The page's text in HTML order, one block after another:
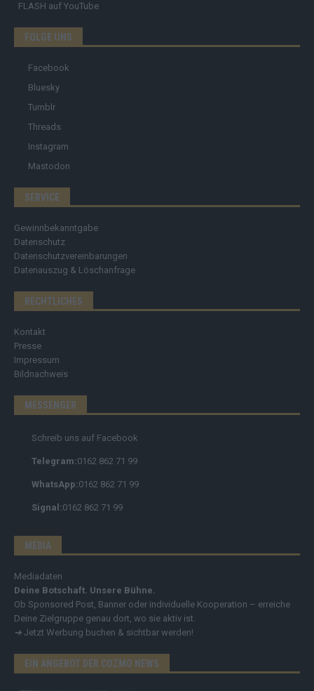
FLASH auf YouTube
FOLGE UNS
Facebook
Bluesky
Tumblr
Threads
Instagram
Mastodon
SERVICE
Gewinnbekanntgabe
Datenschutz
Datenschutzvereinbarungen
Datenauszug & Löschanfrage
RECHTLICHES
Kontakt
Presse
Impressum
Bildnachweis
MESSENGER
Schreib uns auf Facebook
Telegram:0162 862 71 99
WhatsApp:0162 862 71 99
Signal:0162 862 71 99
MEDIA
Mediadaten
Deine Botschaft. Unsere Bühne.
Ob Sponsored Post, Banner oder individuelle Kooperation – erreiche
Deine Zielgruppe genau dort, wo sie aktiv ist.
➔ Jetzt Werbung buchen & sichtbar werden!
EIN ANGEBOT DER COZMO NEWS